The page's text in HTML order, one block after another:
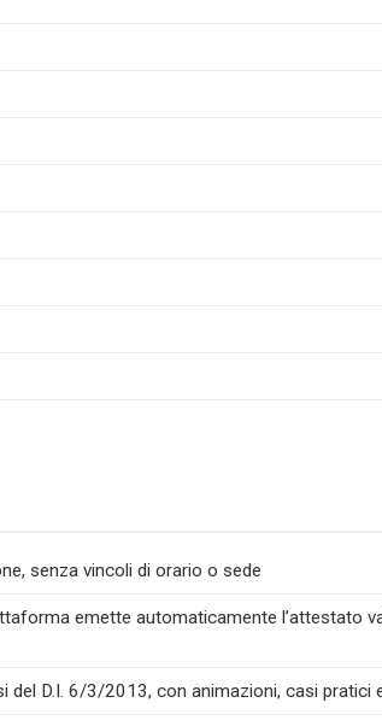
senza vincoli di orario o sede
emette automaticamente l’attestato
D.I. 6/3/2013, con animazioni, casi pratici